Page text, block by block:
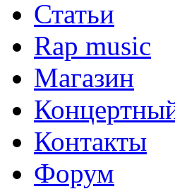
Статьи
Rap music
Магазин
Контакты
Форум